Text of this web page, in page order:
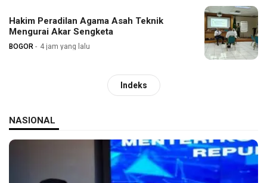
Hakim Peradilan Agama Asah Teknik
Mengurai Akar Sengketa
BOGOR 4 jam yang lalu
Indeks
NASIONAL